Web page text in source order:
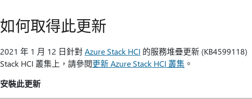
如何取得此更新
2021 年 1 月 12 日針對Azure Stack HCI 的服務堆疊更新
Stack HCI 叢集上，請參閱更新 Azure Stack HCI 叢集 。
安裝此更新